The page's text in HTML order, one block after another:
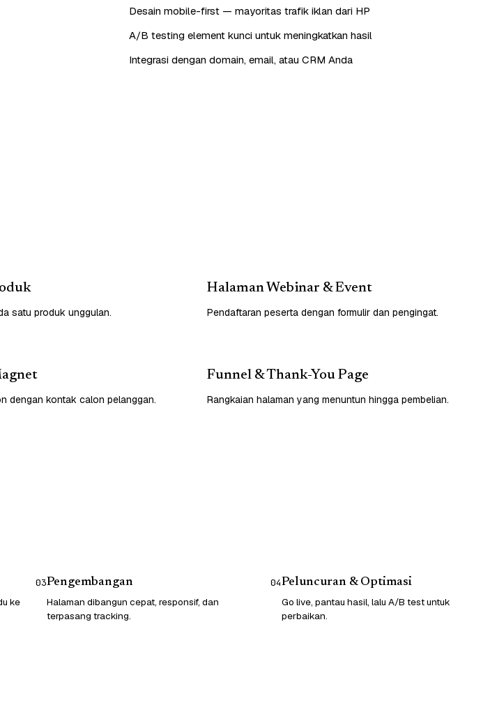
Desain mobile-first — mayoritas trafik iklan dari HP
A/B testing element kunci untuk meningkatkan hasil
Integrasi dengan domain, email, atau CRM Anda
satu produk unggulan.
Halaman Webinar & Event
Pendaftaran peserta dengan formulir dan pengingat.
dengan kontak calon pelanggan.
Funnel & Thank-You Page
Rangkaian halaman yang menuntun hingga pembelian.
ke
03Pengembangan
Halaman dibangun cepat, responsif, dan
terpasang tracking.
04Peluncuran & Optimasi
Go live, pantau hasil, lalu A/B test untuk
perbaikan.